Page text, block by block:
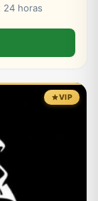
horas
VIP